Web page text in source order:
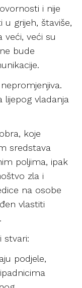
i nije
u grijeh, štaviše,
veći, veći su
bude
lijepog vladanja
koje
sredstava
poljima, ipak
zla i
na osobe
vlastiti
stvari:
podjele,